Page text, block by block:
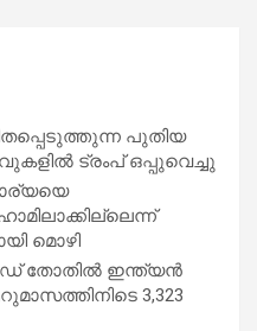
പുതിയ
ട്രംപ് ഒപ്പുവെച്ചു
മൊഴി
തോതിൽ ഇന്ത്യൻ
3,323